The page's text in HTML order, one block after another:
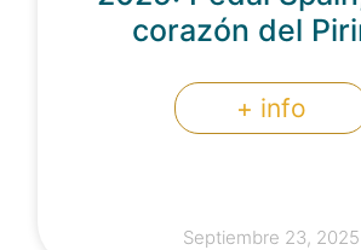
corazón del
+ info
Septiembre 23, 2025